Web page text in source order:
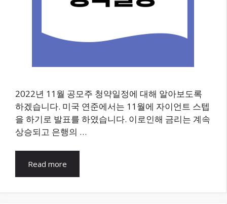
2022년 11월 공모주 청약일정에 대해 알아보도록
하겠습니다. 미국 연준에서는 11월에 자이언트 스텝
을 하기로 발표를 하였습니다. 이로인해 금리는 계속
상승되고 은행의 …
Read more